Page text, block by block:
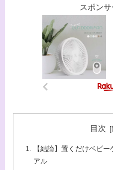
スポンサ
目次
【結論】置くだけベビ
アル